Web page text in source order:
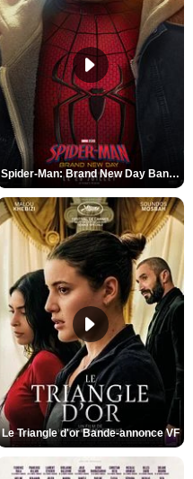
Spider-Man: Brand New Day Bande-annonce VO STFR
Le Triangle d'or Bande-annonce VF